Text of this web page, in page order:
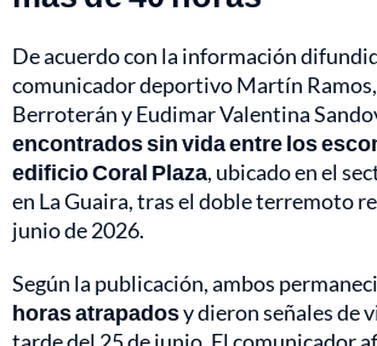
De acuerdo con la información
comunicador deportivo Martín
Berroterán y Eudimar Valentina
encontrados sin vida entre los
edificio Coral Plaza, ubicado en el
en La Guaira, tras el doble terremoto
junio de 2026.
Según la publicación, ambos
horas atrapadosy dieron señales de